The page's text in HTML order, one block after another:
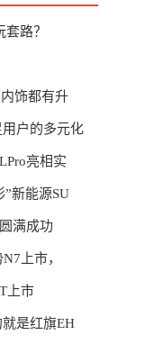
路？
饰都有升
户的多元化
亮相实
”新能源SU
满成功
上市，
上市
是红旗EH